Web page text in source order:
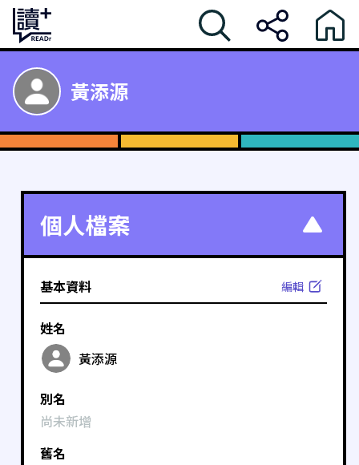
黃添源
個人檔案
基本資料 編輯
姓名
黃添源
別名
尚未新增
舊名